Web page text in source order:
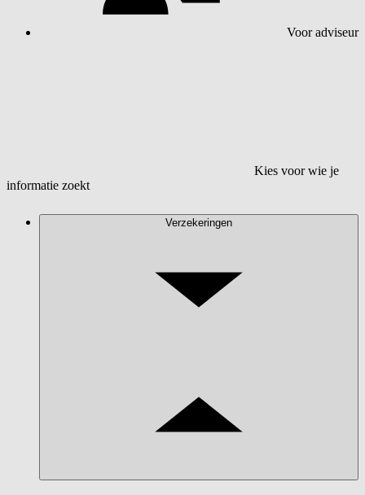
Voor adviseur
Kies voor wie je
informatie zoekt
Verzekeringen